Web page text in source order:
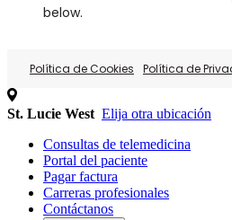
below.
Política de Cookies Política de
St. Lucie West Elija otra ubicación
Consultas de telemedicina
Portal del paciente
Pagar factura
Carreras profesionales
Contáctanos